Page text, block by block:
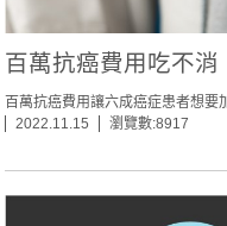
百萬抗癌費用吃不
百萬抗癌費用讓六成癌症患者想
2022.11.15
瀏覽數:8917